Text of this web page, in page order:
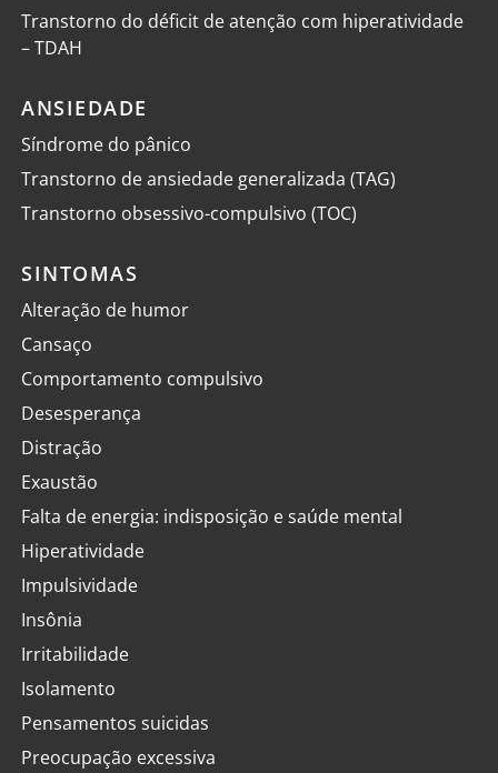
Transtorno do déficit de atenção com hiperatividade
– TDAH
ANSIEDADE
Síndrome do pânico
Transtorno de ansiedade generalizada (TAG)
Transtorno obsessivo-compulsivo (TOC)
SINTOMAS
Alteração de humor
Cansaço
Comportamento compulsivo
Desesperança
Distração
Exaustão
Falta de energia: indisposição e saúde mental
Hiperatividade
Impulsividade
Insônia
Irritabilidade
Isolamento
Pensamentos suicidas
Preocupação excessiva